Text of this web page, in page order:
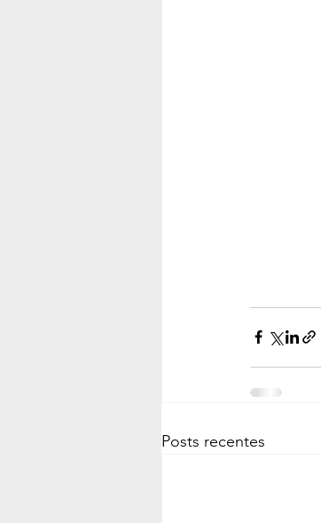
Posts recentes